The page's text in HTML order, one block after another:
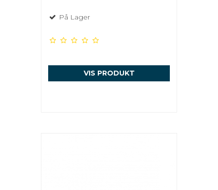
På Lager
VIS PRODUKT